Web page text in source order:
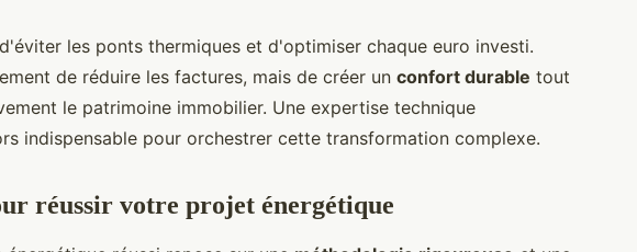
les ponts thermiques et d'optimiser chaque euro investi.
de réduire les factures, mais de créer un confort durable tout
le patrimoine immobilier. Une expertise technique
indispensable pour orchestrer cette transformation complexe.
réussir votre projet énergétique